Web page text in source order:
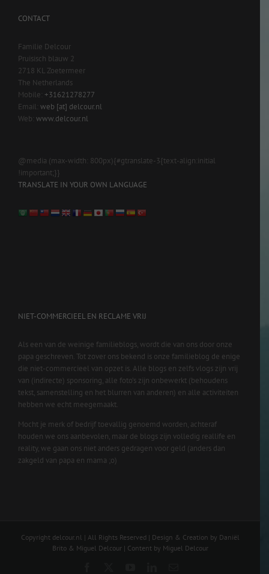
CONTACT
Familie Delcour
Pruisisch blauw 2
2718 KL Zoetermeer
The Netherlands
Mobile: +31621278277
Email: web [at] delcour.nl
Web: www.delcour.nl
@media (max-width: 800px){#gtranslate-3{text-align:initial
!important;}}
TRANSLATE IN YOUR OWN LANGUAGE
NIET-COMMERCIEEL EN RECLAME VRIJ
Als een van de weinige familieblogs, wordt die van ons door onze
papa geschreven. Tot zover ons bekend is onze familieblog de enige
die niet-commercieel van opzet is. Alle blogs en zelfs vlogs zijn vrij
van (indirecte) sponsoring, alle foto’s zijn onbewerkt (behoudens
tekst, samenstelling en het blurren van anderen) en alle activiteiten
hebben we echt meegemaakt.
Mocht je merk of bedrijf toevallig genoemd worden, achteraf
houden we ons aanbevolen, maar de blogs zijn volledig reallife en
reality, we gaan ons niet anders gedragen voor geld (anders dan
zakgeld van papa en mama ;o)
Copyright delcour.nl | All Rights Reserved | Design & Creation by Daniël
Brito & Miguel Delcour | Content by Miguel Delcour